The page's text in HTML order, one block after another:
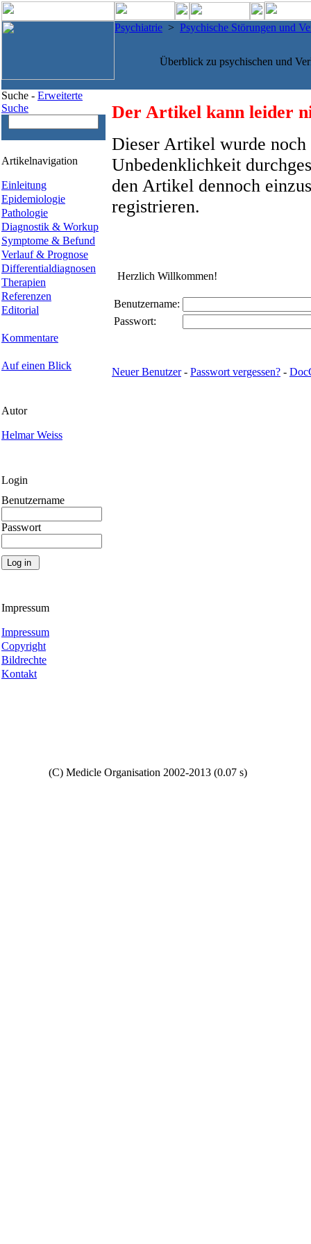
Psychiatrie > Psychische Störungen und
Überblick zu psychischen und
Suche - Erweiterte
Suche
Artikelnavigation
Einleitung
Epidemiologie
Pathologie
Diagnostik & Workup
Symptome & Befund
Verlauf & Prognose
Differentialdiagnosen
Therapien
Referenzen
Editorial
Kommentare
Auf einen Blick
Autor
Helmar Weiss
Login
Benutzername
Passwort
Impressum
Impressum
Copyright
Bildrechte
Kontakt
Der Artikel kann leider
Dieser Artikel wurde
Unbedenklichkeit
den Artikel dennoch
registrieren.
Herzlich Willkommen!
Benutzername:
Passwort:
Neuer Benutzer- Passwort vergessen? -
(C) Medicle Organisation 2002-2013 (0.07 s)